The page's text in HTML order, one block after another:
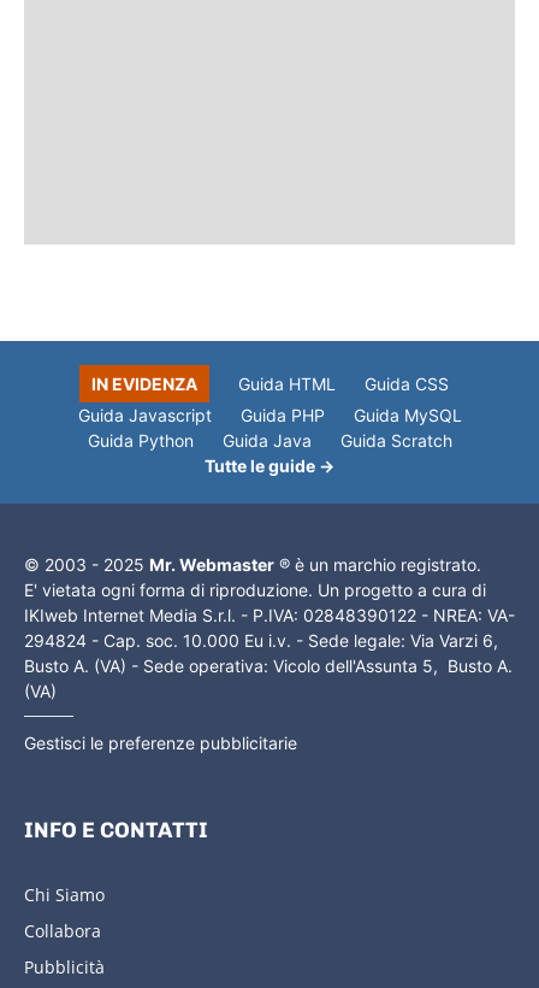
IN EVIDENZA Guida HTML
Guida CSS
Guida Javascript
Guida PHP
Guida MySQL
Guida Python
Guida Java
Guida Scratch
Tutte le guide →
© 2003 - 2025 Mr. Webmaster ® è un marchio registrato.
E' vietata ogni forma di riproduzione. Un progetto a cura di
IKIweb Internet Media S.r.l. - P.IVA: 02848390122 - NREA: VA-
294824 - Cap. soc. 10.000 Eu i.v. - Sede legale: Via Varzi 6,
Busto A. (VA) - Sede operativa: Vicolo dell'Assunta 5, Busto A.
(VA)
Gestisci le preferenze pubblicitarie
INFO E CONTATTI
Chi Siamo
Collabora
Pubblicità